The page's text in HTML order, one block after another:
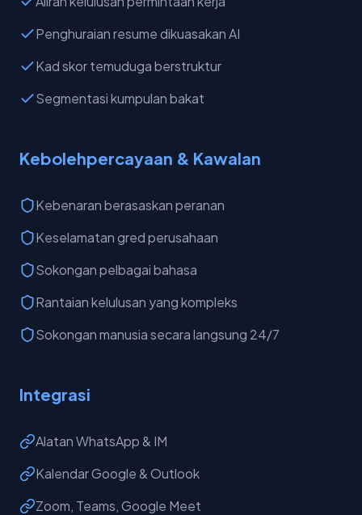
Penghuraian resume dikuasakan AI
Kad skor temuduga berstruktur
Segmentasi kumpulan bakat
Kebolehpercayaan & Kawalan
Kebenaran berasaskan peranan
Keselamatan gred perusahaan
Sokongan pelbagai bahasa
Rantaian kelulusan yang kompleks
Sokongan manusia secara langsung 24/7
Integrasi
Alatan WhatsApp & IM
Kalendar Google & Outlook
Zoom, Teams, Google Meet